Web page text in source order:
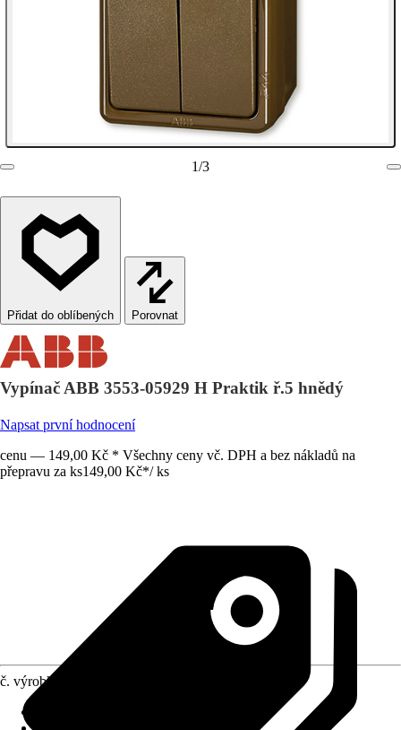
1/3
Porovnat
Vypínač ABB 3553-05929 H Praktik ř.5 hnědý
Napsat první hodnocení
cenu — 149,00 Kč * Všechny ceny vč. DPH a bez nákladů na
přepravu za ks149,00 Kč*/ ks
č. výrobku